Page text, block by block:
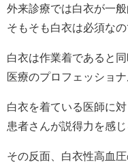
外来診療では白衣が一般
そもそも白衣は必須なの
白衣は作業着であると同
医療のプロフェッショ
白衣を着ている医師に対
患者さんが説得力を感
その反面、白衣性高血